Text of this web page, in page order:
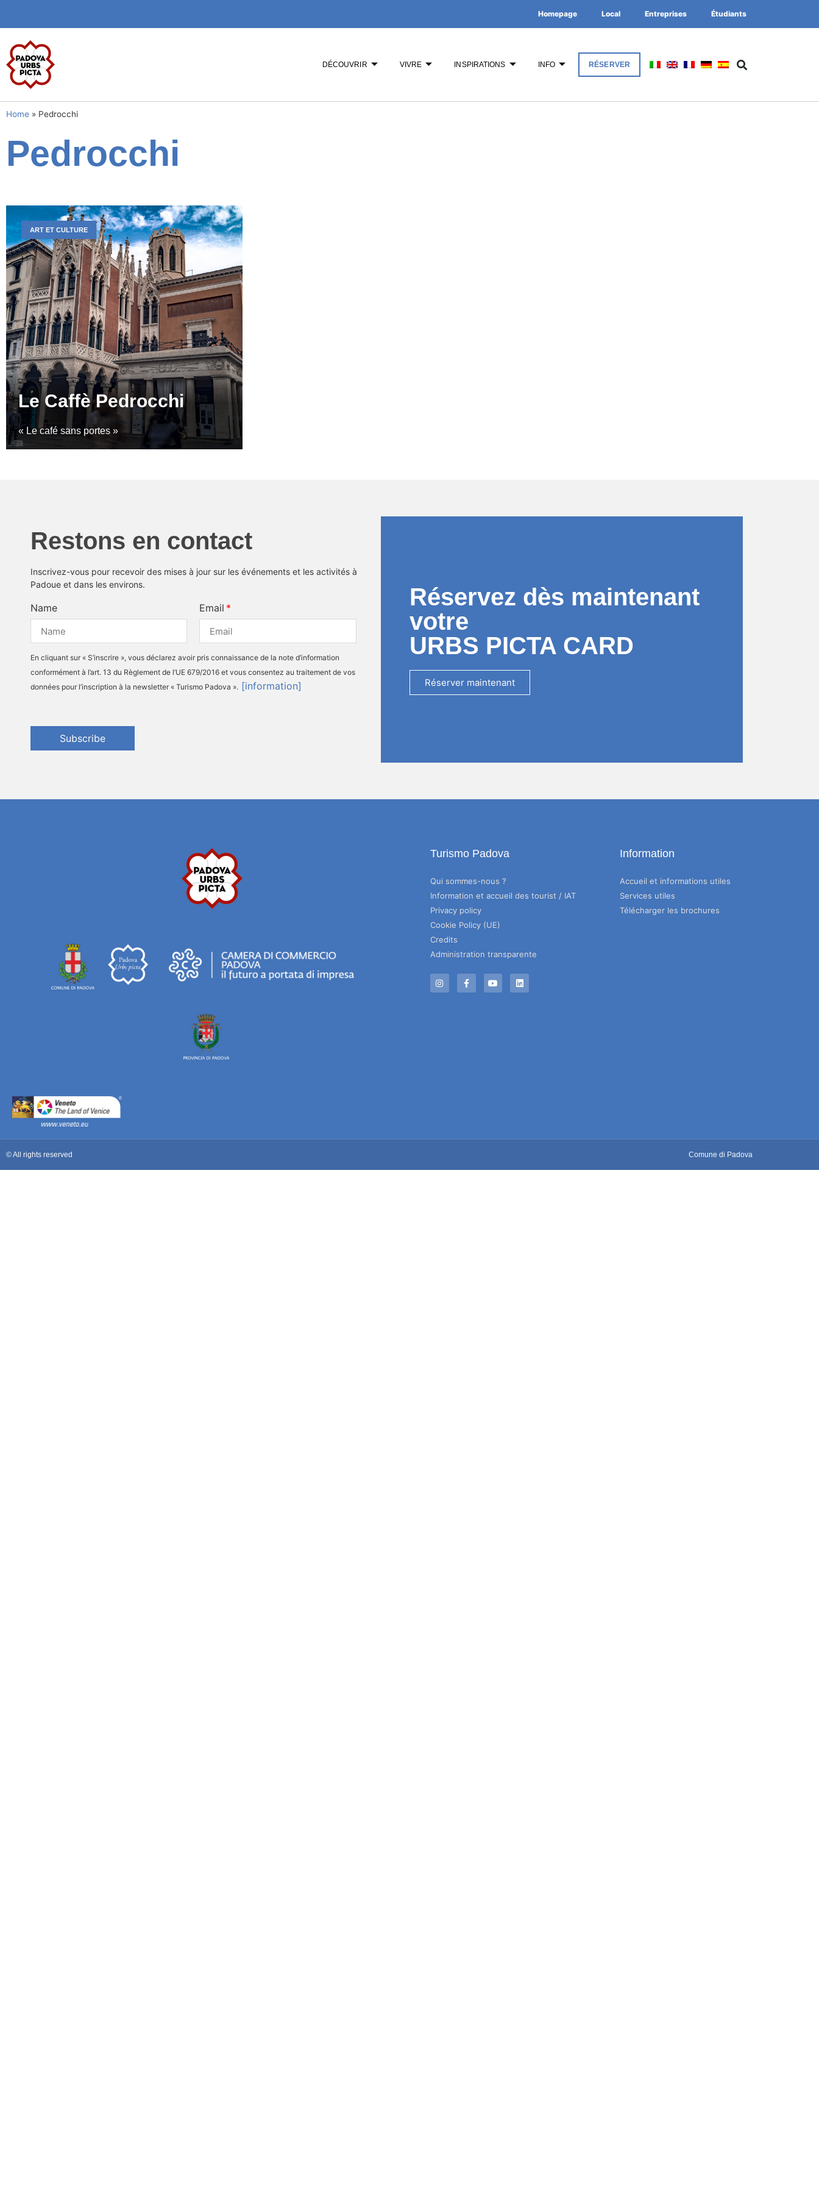
Homepage Local Entreprises Étudiants
DÉCOUVRIR VIVRE INSPIRATIONS INFO RÉSERVER
Home » Pedrocchi
Pedrocchi
Le Caffè Pedrocchi
« Le café sans portes »
ART ET CULTURE
Restons en contact
Inscrivez-vous pour recevoir des mises à jour sur les événements et les activités à
Padoue et dans les environs.
Name Email
En cliquant sur « S’inscrire », vous déclarez avoir pris connaissance de la note d’information
conformément à l’art. 13 du Règlement de l’UE 679/2016 et vous consentez au traitement de vos
données pour l’inscription à la newsletter « Turismo Padova ». [information]
Subscribe
Réservez dès maintenant
votre
URBS PICTA CARD
Réserver maintenant
Turismo Padova
Qui sommes-nous ?
Information et accueil des tourist / IAT
Privacy policy
Cookie Policy (UE)
Credits
Administration transparente
Information
Accueil et informations utiles
Services utiles
Télécharger les brochures
© All rights reserved Comune di Padova